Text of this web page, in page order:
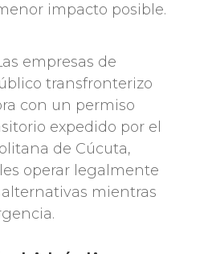
impacto posible.
empresas de
transfronterizo
con un permiso
expedido por el
de Cúcuta,
operar legalmente
mientras